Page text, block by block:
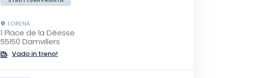
LORENA
1 Place de la Déesse
55150 Damvillers
Vado in treno!